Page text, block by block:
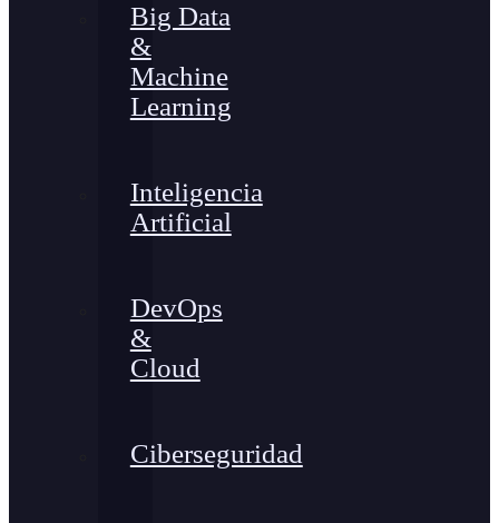
Big Data
&
Machine
Learning
Inteligencia
Artificial
DevOps
&
Cloud
Ciberseguridad